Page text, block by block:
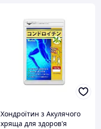
Хондроїтин з Акулячого
хряща для здоров'я